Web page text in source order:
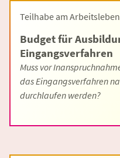
Teilhabe am
Budget für
Eingangsverfahren
Muss vor
das Eingangsverfahren
durchlaufen werden?